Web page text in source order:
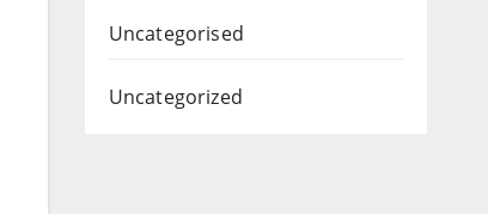
Uncategorised
Uncategorized